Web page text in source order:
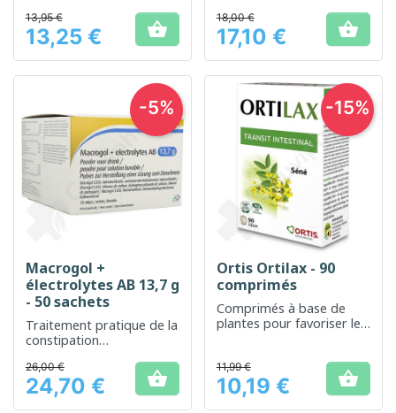
chronique
Prix
13,95 €
13,25 €  Prix
18,00 €
17,10 € 
Macrogol +
électrolytes AB 13,7 g
- 50 sachets
Traitement pratique de la
constipation
Prix
26,00 €
24,70 € 
-5%
Ortis Ortilax - 90
comprimés
Comprimés à base de
plantes pour favoriser le
Prix
11,99 €
10,19 € 
-15%